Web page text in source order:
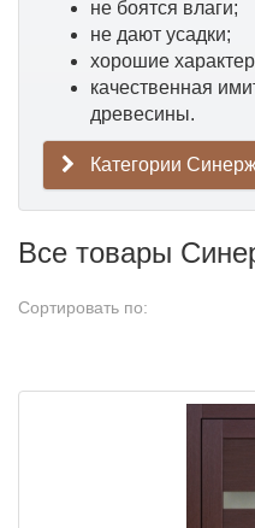
не боятся влаги;
не дают усадки;
хорошие
качественная
древесины.
Категории
Все товары
Сортировать по: